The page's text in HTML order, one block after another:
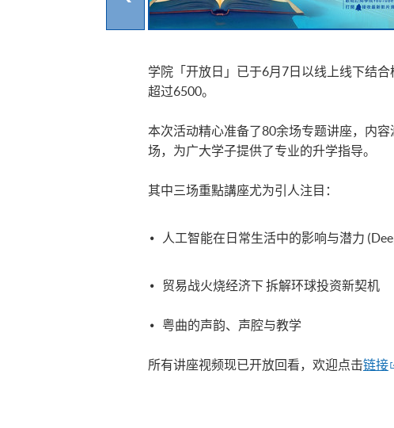
学院「开放日」已于6月7日以线上线下结
超过6500。
本次活动精心准备了80余场专题讲座，内
场，为广大学子提供了专业的升学指导。
其中三场重點講座尤为引人注目：
人工智能在日常生活中的影响与潜力
贸易战火烧经济下 拆解环球投资新契机
粤曲的声韵、声腔与教学
所有讲座视频现已开放回看，欢迎点击链接